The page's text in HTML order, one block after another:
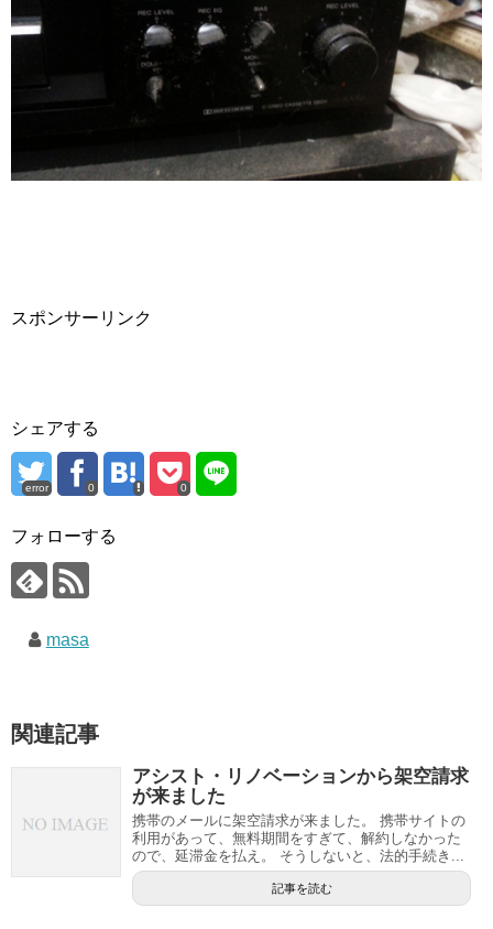
スポンサーリンク
シェアする
error 0 0
フォローする
masa
関連記事
アシスト・リノベーションから架空請求
が来ました
携帯のメールに架空請求が来ました。 携帯サイトの
利用があって、無料期間をすぎて、解約しなかった
ので、延滞金を払え。 そうしないと、法的手続き...
記事を読む